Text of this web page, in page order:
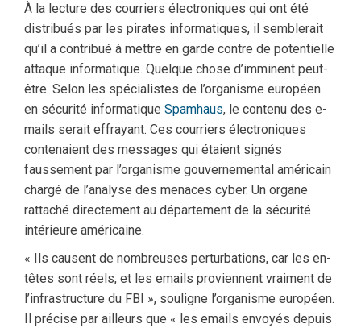
À la lecture des courriers électroniques qui ont été
distribués par les pirates informatiques, il semblerait
qu’il a contribué à mettre en garde contre de potentielle
attaque informatique. Quelque chose d’imminent peut-
être. Selon les spécialistes de l’organisme européen
en sécurité informatique Spamhaus, le contenu des e-
mails serait effrayant. Ces courriers électroniques
contenaient des messages qui étaient signés
faussement par l’organisme gouvernemental américain
chargé de l’analyse des menaces cyber. Un organe
rattaché directement au département de la sécurité
intérieure américaine.
« Ils causent de nombreuses perturbations, car les en-
têtes sont réels, et les emails proviennent vraiment de
l’infrastructure du FBI », souligne l’organisme européen.
Il précise par ailleurs que « les emails envoyés depuis